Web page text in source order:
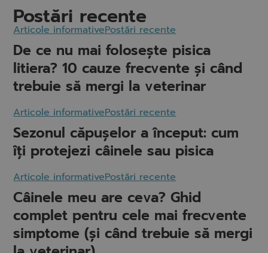
Postări recente
Articole informativePostări recente
De ce nu mai folosește pisica
litiera? 10 cauze frecvente și când
trebuie să mergi la veterinar
Articole informativePostări recente
Sezonul căpușelor a început: cum
îți protejezi câinele sau pisica
Articole informativePostări recente
Câinele meu are ceva? Ghid
complet pentru cele mai frecvente
simptome (și când trebuie să mergi